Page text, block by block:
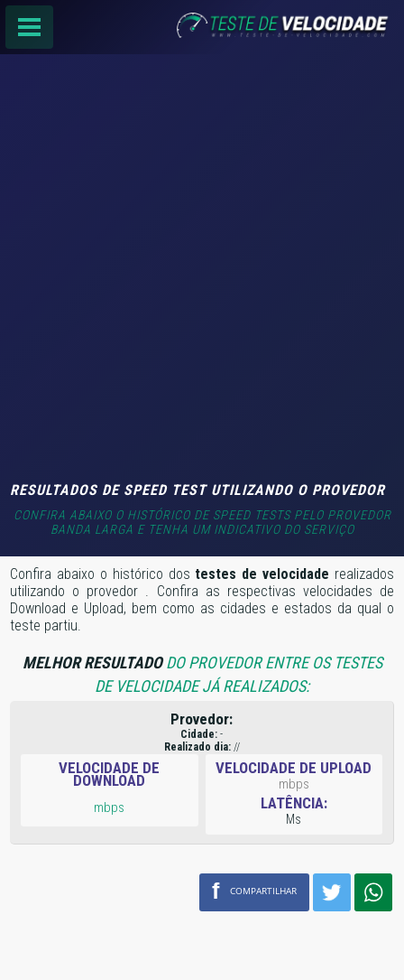
RESULTADOS DE SPEED TEST UTILIZANDO O PROVEDOR
CONFIRA ABAIXO O HISTÓRICO DE SPEED TESTS PELO PROVEDOR
BANDA LARGA E TENHA UM INDICATIVO DO SERVIÇO
Confira abaixo o histórico dos testes de velocidade realizados
utilizando o provedor . Confira as respectivas velocidades de
Download e Upload, bem como as cidades e estados da qual o
teste partiu.
MELHOR RESULTADODO PROVEDOR ENTRE OS TESTES
DE VELOCIDADE JÁ REALIZADOS:
Provedor:
Cidade: -
Realizado dia://
VELOCIDADE DE
DOWNLOAD
mbps
VELOCIDADE DE UPLOAD
mbps
LATÊNCIA:
Ms
f COMPARTILHAR